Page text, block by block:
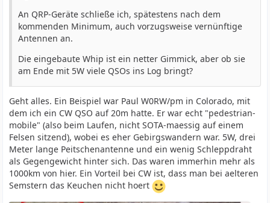
An QRP-Geräte schließe ich, spätestens nach dem
kommenden Minimum, auch vorzugsweise vernünftige
Antennen an.
Die eingebaute Whip ist ein netter Gimmick, aber ob sie
am Ende mit 5W viele QSOs ins Log bringt?
Geht alles. Ein Beispiel war Paul W0RW/pm in Colorado, mit
dem ich ein CW QSO auf 20m hatte. Er war echt "pedestrian-
mobile" (also beim Laufen, nicht SOTA-maessig auf einem
Felsen sitzend), wobei es eher Gebirgswandern war. 5W, drei
Meter lange Peitschenantenne und ein wenig Schleppdraht
als Gegengewicht hinter sich. Das waren immerhin mehr als
1000km von hier. Ein Vorteil bei CW ist, dass man bei aelteren
Semstern das Keuchen nicht hoert